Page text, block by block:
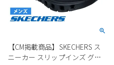
【CM掲載商品】SKECHERS ス
ニーカー スリップインズ グラ